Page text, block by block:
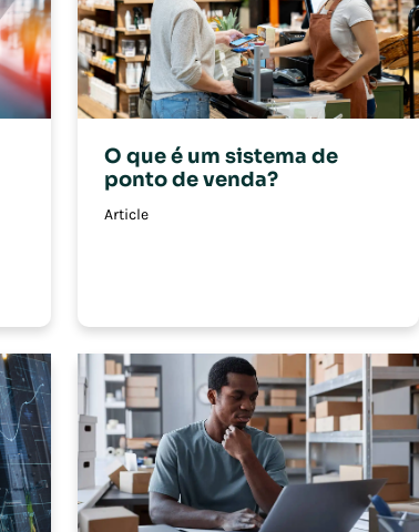
O que é um sistema de
ponto de venda?
Article